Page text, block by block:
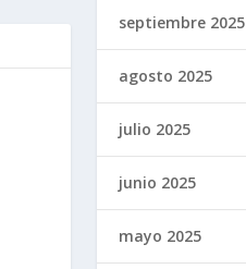
septiembre 2025
agosto 2025
julio 2025
junio 2025
mayo 2025